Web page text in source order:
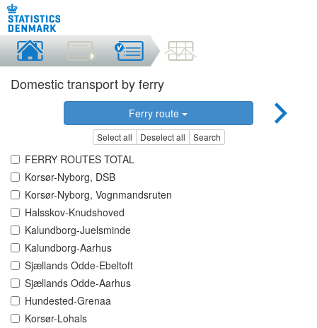
Domestic transport by ferry
Ferry route
Select all Deselect all Search
FERRY ROUTES TOTAL
Korsør-Nyborg, DSB
Korsør-Nyborg, Vognmandsruten
Halsskov-Knudshoved
Kalundborg-Juelsminde
Kalundborg-Aarhus
Sjællands Odde-Ebeltoft
Sjællands Odde-Aarhus
Hundested-Grenaa
Korsør-Lohals